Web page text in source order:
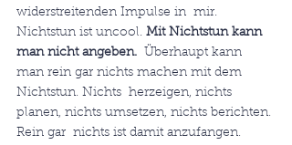
widerstreitenden Impulse in  mir.
Nichtstun ist uncool. Mit Nichtstun kann
man nicht angeben.
  Überhaupt kann
man rein gar nichts machen mit dem
Nichtstun. Nichts  herzeigen, nichts
planen, nichts umsetzen, nichts berichten.
Rein gar  nichts ist damit anzufangen.